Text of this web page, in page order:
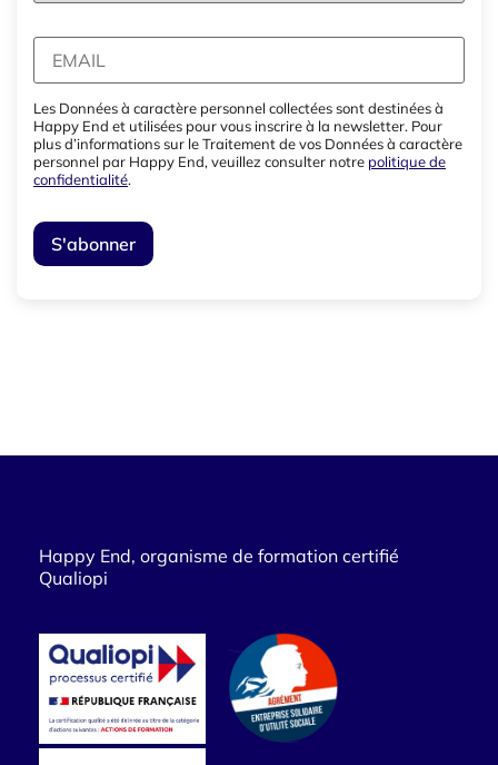
Les Données à caractère personnel collectées sont destinées à
Happy End et utilisées pour vous inscrire à la newsletter. Pour
plus d’informations sur le Traitement de vos Données à caractère
personnel par Happy End, veuillez consulter notre politique de
confidentialité.
Happy End, organisme de formation certifié
Qualiopi